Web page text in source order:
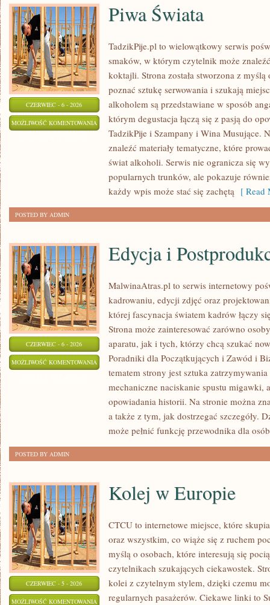
CZERWIEC - 6 - 2026
MOŻLIWOŚĆ KOMENTOWANIA PIWA
ŚWIATA
Piwa Świata
TadzikPije.pl to wielowątkowy serwis
smaków, w którym czytelnik może
koktajli. Strona została stworzona z
poznać sztukę serwowania i szukają
alkoholem są przedstawiane w sposób
którym degustacja łączą się z pasją do
TadzikPije i Szampany i Wina Musujące.
znaleźć materiały tematyczne, które
świat alkoholi. Serwis nie ogranicza się
popularnych trunków, ale pokazuje
każdy wpis może stać się zachętą [ Read
POSTED BY ADMIN
CZERWIEC - 6 - 2026
MOŻLIWOŚĆ KOMENTOWANIA EDYCJA
POSTPRODUKCJA
Edycja i
MalwinaAtras.pl to serwis internetowy
kadrowaniu, edycji zdjęć oraz
której fascynacja światem kadrów łączy
Strona może zainteresować zarówno
aparatu, jak i tych, którzy chcą szukać
Poradniki dla Początkujących i Zawód i
tematem strony jest sztuka
mechaniczne naciskanie spustu migawki,
opowiadania historii. Na stronie można
a także z tym, jak dostrzegać szczegóły.
może pełnić funkcję przewodnika dla
POSTED BY ADMIN
CZERWIEC - 5 - 2026
MOŻLIWOŚĆ KOMENTOWANIA KOLEJ
Kolej w Europie
CTCU to internetowe miejsce, które
oraz wszystkim, co wiąże się z ruchem
myślą o osobach, które interesują się
czytelnikach szukających ciekawostek.
kolei z czytelnym stylem, dzięki czemu
regularnych pasażerów. Ciekawe linki to